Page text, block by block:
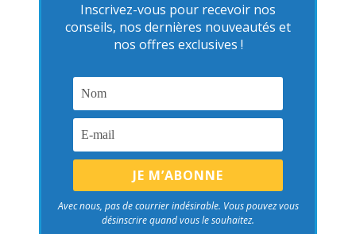
Inscrivez-vous pour recevoir nos
conseils, nos dernières nouveautés et
nos offres exclusives !
Avec nous, pas de courrier indésirable. Vous pouvez vous
désinscrire quand vous le souhaitez.